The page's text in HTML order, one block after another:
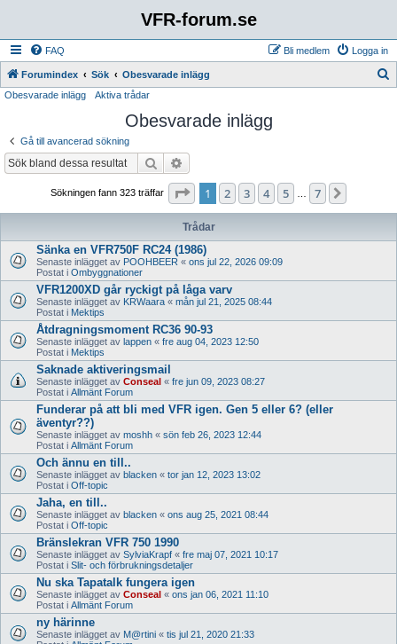
VFR-forum.se
FAQ Logga in
Bli medlem
Forumindex Sök Obesvarade inlägg
Obesvarade inlägg Aktiva trådar
Obesvarade inlägg
Gå till avancerad sökning
Sök
Sökningen fann 323 träffar Sida av 7
1 2 3 4 5 7
Trådar
Sänka en VFR750F RC24 (1986)
Senaste inlägget av POOHBEER « ons jul 22, 2026 09:09
Postat i Ombyggnationer
VFR1200XD går ryckigt på låga varv
Senaste inlägget av KRWaara « mån jul 21, 2025 08:44
Postat i Mektips
Åtdragningsmoment RC36 90-93
Senaste inlägget av lappen « fre aug 04, 2023 12:50
Postat i Mektips
Saknade aktiveringsmail
Senaste inlägget av Conseal « fre jun 09, 2023 08:27
Postat i Allmänt Forum
Funderar på att bli med VFR igen. Gen 5 eller 6? (eller
äventyr??)
Senaste inlägget av moshh « sön feb 26, 2023 12:44
Postat i Allmänt Forum
Och ännu en till..
Senaste inlägget av blacken « tor jan 12, 2023 13:02
Postat i Off-topic
Jaha, en till..
Senaste inlägget av blacken « ons aug 25, 2021 08:44
Postat i Off-topic
Bränslekran VFR 750 1990
Senaste inlägget av SylviaKrapf « fre maj 07, 2021 10:17
Postat i Slit- och förbrukningsdetaljer
Nu ska Tapatalk fungera igen
Senaste inlägget av Conseal « ons jan 06, 2021 11:10
Postat i Allmänt Forum
ny härinne
Senaste inlägget av M@rtini « tis jul 21, 2020 21:33